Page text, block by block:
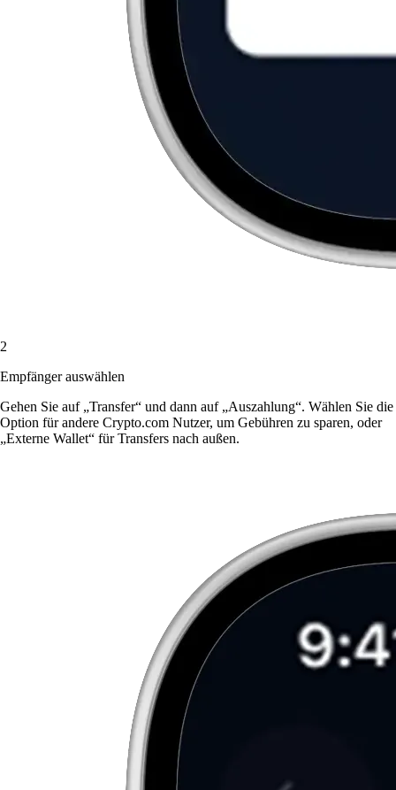
2
Empfänger auswählen
Gehen Sie auf „Transfer“ und dann auf „Auszahlung“. Wählen Sie die
Option für andere Crypto.com Nutzer, um Gebühren zu sparen, oder
„Externe Wallet“ für Transfers nach außen.